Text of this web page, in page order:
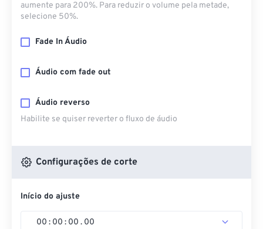
aumente para 200%. Para reduzir o volume pela metade,
selecione 50%.
Fade In Áudio
Áudio com fade out
Áudio reverso
Habilite se quiser reverter o fluxo de áudio
Configurações de corte
Início do ajuste
00 : 00 : 00 . 00